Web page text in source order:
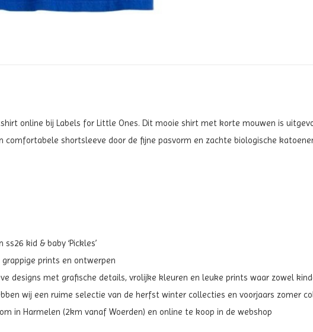
online bij Labels for Little Ones. Dit mooie shirt met korte mouwen is
comfortabele shortsleeve door de fijne pasvorm en zachte biologische
kid & baby ‘Pickles’
prints en ontwerpen
designs met grafische details, vrolijke kleuren en leuke prints waar zowel
wij een ruime selectie van de herfst winter collecties en voorjaars zomer
in Harmelen (2km vanaf Woerden) en online te koop in de webshop